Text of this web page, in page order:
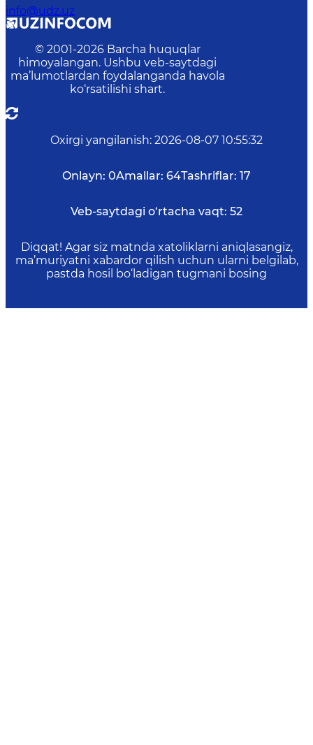
info@udz.uz
© 2001-2026 Barcha huquqlar
himoyalangan. Ushbu veb-saytdagi
ma’lumotlardan foydalanganda havola
ko‘rsatilishi shart.
Oxirgi yangilanish: 2026-08-07 10:55:32
Onlayn: 0Amallar: 64Tashriflar: 17
Veb-saytdagi o‘rtacha vaqt: 52
Diqqat! Agar siz matnda xatoliklarni aniqlasangiz,
ma’muriyatni xabardor qilish uchun ularni belgilab,
pastda hosil bo‘ladigan tugmani bosing